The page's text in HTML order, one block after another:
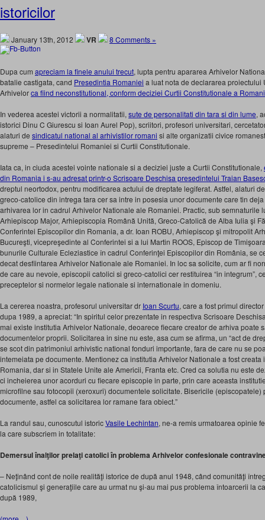
istoricilor
January 13th, 2012 VR 8 Comments »
Dupa cum apreciam la finele anului trecut, lupta pentru apararea Arhivelor
batalie castigata, cand Presedintia Romaniei a luat nota de declararea proiectului
Arhivelorca fiind neconstitutional, conform deciziei Curtii Constitutionale a
In vederea acestei victorii a normalitatii, sute de personalitati din tara si din lume,
istorici Dinu C Giurescu si Ioan Aurel Pop), scriitori, profesori universitari,
alaturi de sindicatul national al arhivistilor romani si alte organizatii civice
supreme – Presedintelui Romaniei si Curtii Constitutionale.
Iata ca, in ciuda acestei vointe nationale si a deciziei juste a Curtii Constitutionale,
din Romania i s-au adresat printr-o Scrisoare Deschisa presedintelui Traian
dreptul neortodox, pentru modificarea actului de dreptate legiferat. Astfel, alaturi
greco-catolice din intrega tara cer sa intre in posesia unor documente care tin
arhivarea lor in cadrul Arhivelor Nationale ale Romaniei. Practic, sub semnaturile
Arhiepiscop Major, Arhiepiscopia Română Unită, Greco-Catolică de Alba Iulia şi
Conferintei Episcopilor din Romania, a dr. Ioan ROBU, Arhiepiscop şi mitropolit
Bucureşti, vicepreşedinte al Conferintei si a lui Martin ROOS, Episcop de
bunurile Culturale Ecleziastice în cadrul Conferinţei Episcopilor din România, se
decat desfiintarea Arhivelor Nationale ale Romaniei. In loc sa solicite, cum ar fi
de care au nevoie, episcopii catolici si greco-catolici cer restituirea “in integrum”,
preceptelor si normelor legale nationale si internationale in domeniu.
La cererea noastra, profesorul universitar dr Ioan Scurtu, care a fost primul
dupa 1989, a apreciat: “In spiritul celor prezentate in respectiva Scrisoare
mai existe institutia Arhivelor Nationale, deoarece fiecare creator de arhiva poate
documentelor proprii. Solicitarea in sine nu este, asa cum se afirma, un “act de
se scot din patrimoniul arhivistic national fonduri importante, fara de care nu se
intemeiata pe documente. Mentionez ca institutia Arhivelor Nationale a fost
Romania, dar si in Statele Unite ale Americii, Franta etc. Cred ca solutia nu este
ci incheierea unor acorduri cu fiecare episcopie in parte, prin care aceasta
microfilne sau fotocopii (xeroxuri) documentele solicitate. Bisericile
documente, astfel ca solicitarea lor ramane fara obiect.”
La randul sau, cunoscutul istoricVasile Lechintan, ne-a remis urmatoarea opinie
la care subscriem in totalitate:
Demersul înalţilor prelaţi catolici în problema Arhivelor confesionale
– Neţinând cont de noile realităţi istorice de după anul 1948, când comunităţi
catolicismul şi generaţiile care au urmat nu şi-au mai pus problema întoarcerii la
după 1989,